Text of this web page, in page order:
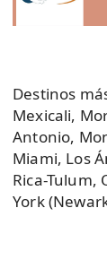
Destinos
Mexicali,
Antonio,
Miami, Los
Rica-Tulum,
York